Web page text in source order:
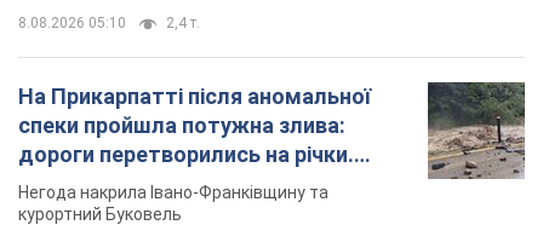
8.08.2026 05:10 2,4 т.
На Прикарпатті після аномальної
спеки пройшла потужна злива:
дороги перетворились на річки.
Відео
Негода накрила Івано-Франківщину та
курортний Буковель